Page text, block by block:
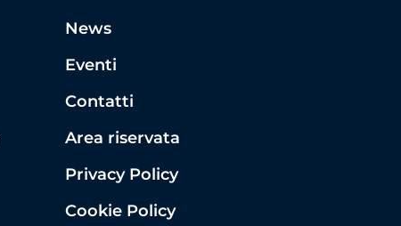
News
Eventi
Contatti
Area riservata
Privacy Policy
Cookie Policy